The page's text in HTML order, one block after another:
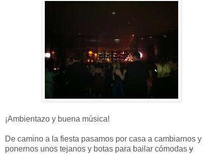
¡Ambientazo y buena música!
De camino a la fiesta pasamos por casa a cambiarnos y
ponernos unos tejanos y botas para bailar cómodas y